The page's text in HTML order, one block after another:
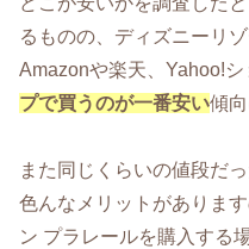
るものの、ディズニーリ
Amazonや楽天、Yahoo!
プで買うのが一番安い傾
また同じくらいの値段だ
色んなメリットがありま
ン プラレールを購入する